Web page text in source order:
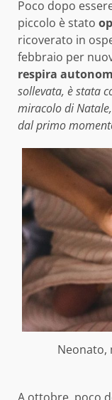
Poco dopo
piccolo è stato
ricoverato in
febbraio per
respira
sollevata, è stata
miracolo di
dal primo
Neonato,